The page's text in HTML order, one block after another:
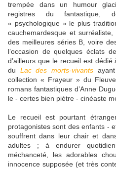
trempée dans un humour
registres du fantastique,
« psychologique » le plus
cauchemardesque et
des meilleures séries B, voire
l’occasion de quelques éclats
d’ailleurs que le recueil est dédié
du Lac des morts-vivants
collection « Frayeur » du
romans fantastiques d’Anne
le - certes bien piètre - cinéaste
Le recueil est pourtant
protagonistes sont des enfants -
souffrent dans leur chair et
adultes ; à endurer
méchanceté, les adorables
innocence supposée (et très